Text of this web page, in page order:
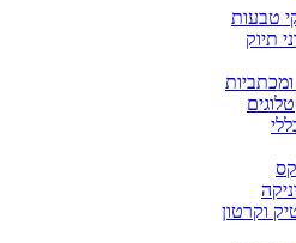
טבעות
תיוק
וקרטון